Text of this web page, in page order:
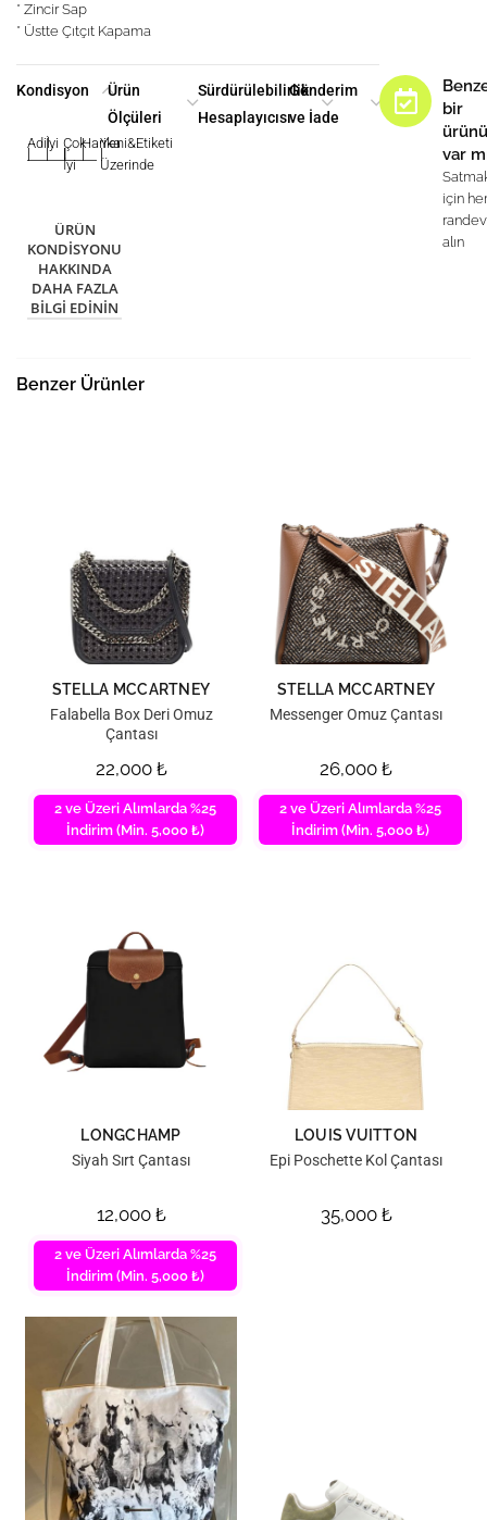
* Zincir Sap
* Üstte Çıtçıt Kapama
Kondisyon
Adilİyi
|
Çok
İyi
Harika
|
Yeni&Etiketi
Üzerinde
ÜRÜN
KONDISYONU
HAKKINDA
DAHA FAZLA
BILGI EDININ
Ürün
Ölçüleri
Sürdürülebilirlik
Hesaplayıcısı
Gönderim
ve İade
bir
var
için
alın
Benzer Ürünler
STELLA MCCARTNEY
Falabella Box Deri Omuz
Çantası
22,000 ₺
2 ve Üzeri Alımlarda %25
İndirim (Min. 5,000 ₺)
STELLA MCCARTNEY
Messenger Omuz Çantası
26,000 ₺
2 ve Üzeri Alımlarda %25
İndirim (Min. 5,000 ₺)
LONGCHAMP
Siyah Sırt Çantası
12,000 ₺
2 ve Üzeri Alımlarda %25
İndirim (Min. 5,000 ₺)
LOUIS VUITTON
Epi Poschette Kol Çantası
35,000 ₺